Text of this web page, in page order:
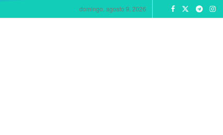
domingo, agosto 9, 2026